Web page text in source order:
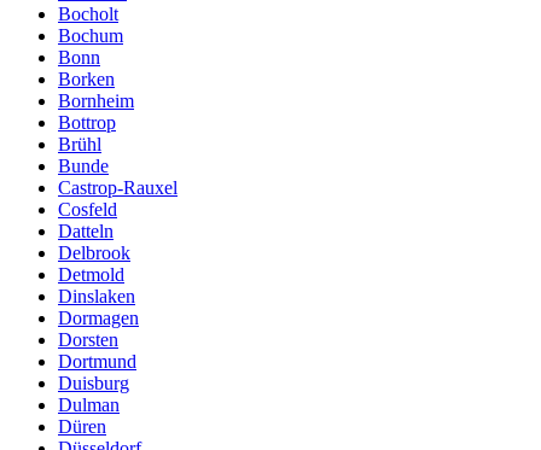
Bocholt
Bochum
Bonn
Borken
Bornheim
Bottrop
Brühl
Bunde
Castrop-Rauxel
Cosfeld
Datteln
Delbrook
Detmold
Dinslaken
Dormagen
Dorsten
Dortmund
Duisburg
Dulman
Düren